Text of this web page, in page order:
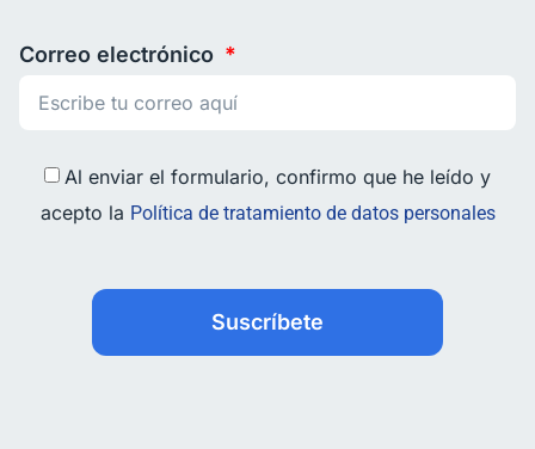
Correo electrónico
Al enviar el formulario, confirmo que he leído y
acepto la Política de tratamiento de datos personales
Suscríbete